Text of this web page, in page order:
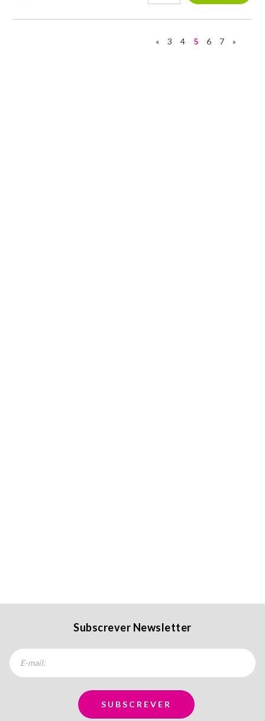
« 3 4 5 6 7 »
Subscrever Newsletter